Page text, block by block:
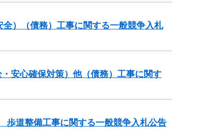
）（債務）工事に関する一般競争入札
安心確保対策）他（債務）工事に関す
道整備工事に関する一般競争入札公告